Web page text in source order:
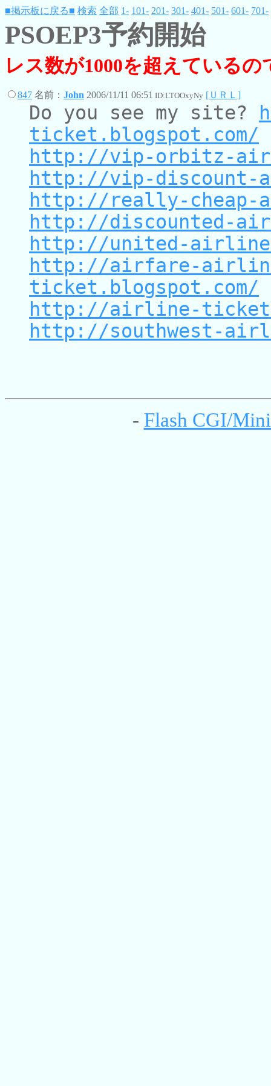
■掲示板に戻る■ 検索 全部 1- 101- 201- 301- 401- 501- 601- 701-
PSOEP3予約開始
レス数が1000を超えている
847 名前： John 2006/11/11 06:51 ID:LTOOxyNy [ＵＲＬ]
Do you see my site?
ticket.blogspot.com/
http://vip-orbitz-
http://vip-discount-
http://really-cheap-
http://discounted-
http://united-
http://airfare-
ticket.blogspot.com/
http://airline-ticket-
http://southwest-
- Flash CGI/